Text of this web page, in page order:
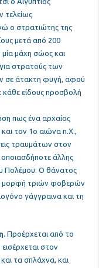
τελείως
ο στρατιώτης της
μετά από 200
μία μάχη σώος και
στρατούς των
σε άτακτη φυγή, αφού
κάθε είδους προσβολή
πως ένα αρχαίος
τον 1ο αιώνα π.Χ.,
τραυμάτων στον
άλλης
Πολέμου. Ο θάνατος
μορφή τριών φοβερών
γάγγραινα και τη
Προέρχεται από το
στον
τα σπλάχνα, και